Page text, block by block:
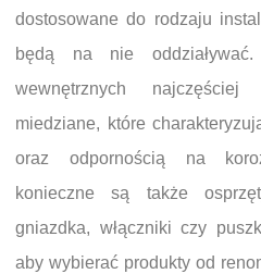
dostosowane do rodzaju
będą na nie
wewnętrznych
miedziane, które
oraz odpornością na
konieczne są także
gniazdka, włączniki czy
aby wybierać produkty od